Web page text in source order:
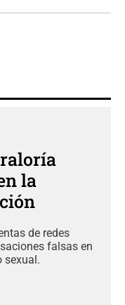
la
de redes
falsas en
sexual.